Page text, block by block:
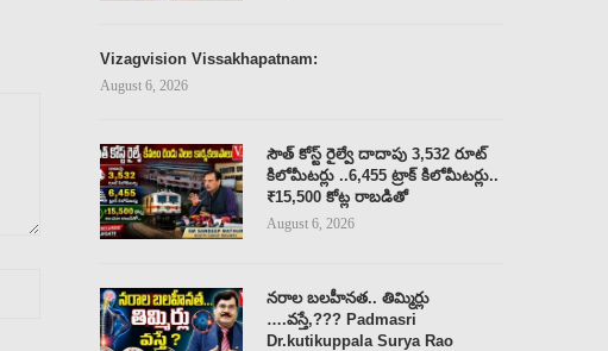
Vizagvision Vissakhapatnam:
August 6, 2026
సౌత్ కోస్ట్ రైల్వే దాదాపు 3,532 రూట్
కిలోమీటర్లు ..6,455 ట్రాక్ కిలోమీటర్లు..
₹15,500 కోట్ల రాబడితో
August 6, 2026
నరాల బలహీనత.. తిమ్మిర్లు
….వస్తే,??? Padmasri
Dr.kutikuppala Surya Rao